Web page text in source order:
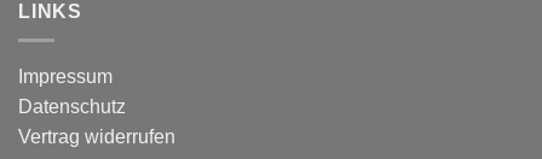
LINKS
Impressum
Datenschutz
Vertrag widerrufen